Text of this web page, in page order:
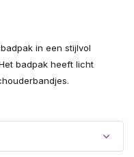
in een stijlvol
badpak heeft licht